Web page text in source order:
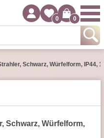
0 0
Schwarz, Würfelform, IP44,
Schwarz, Würfelform,